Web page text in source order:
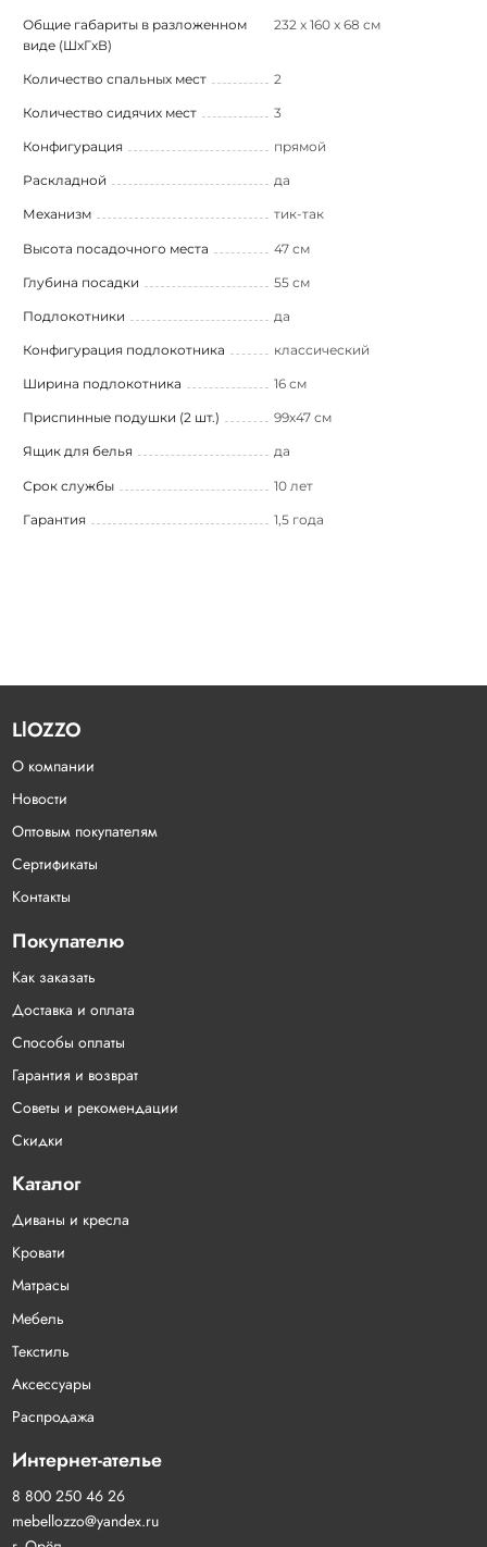
Общие габариты в разложенном
виде (ШxГxВ)
232 x 160 x 68 см
Количество спальных мест 2
Количество сидячих мест 3
Конфигурация прямой
Раскладной да
Механизм тик-так
Высота посадочного места 47 см
Глубина посадки 55 см
Подлокотники да
Конфигурация подлокотника классический
Ширина подлокотника 16 см
Приспинные подушки (2 шт.) 99х47 см
Ящик для белья да
Срок службы 10 лет
Гарантия 1,5 года
LlOZZO
О компании
Новости
Оптовым покупателям
Сертификаты
Контакты
Покупателю
Как заказать
Доставка и оплата
Способы оплаты
Гарантия и возврат
Советы и рекомендации
Скидки
Каталог
Диваны и кресла
Кровати
Матрасы
Мебель
Текстиль
Аксессуары
Распродажа
Интернет-ателье
8 800 250 46 26
mebellozzo@yandex.ru